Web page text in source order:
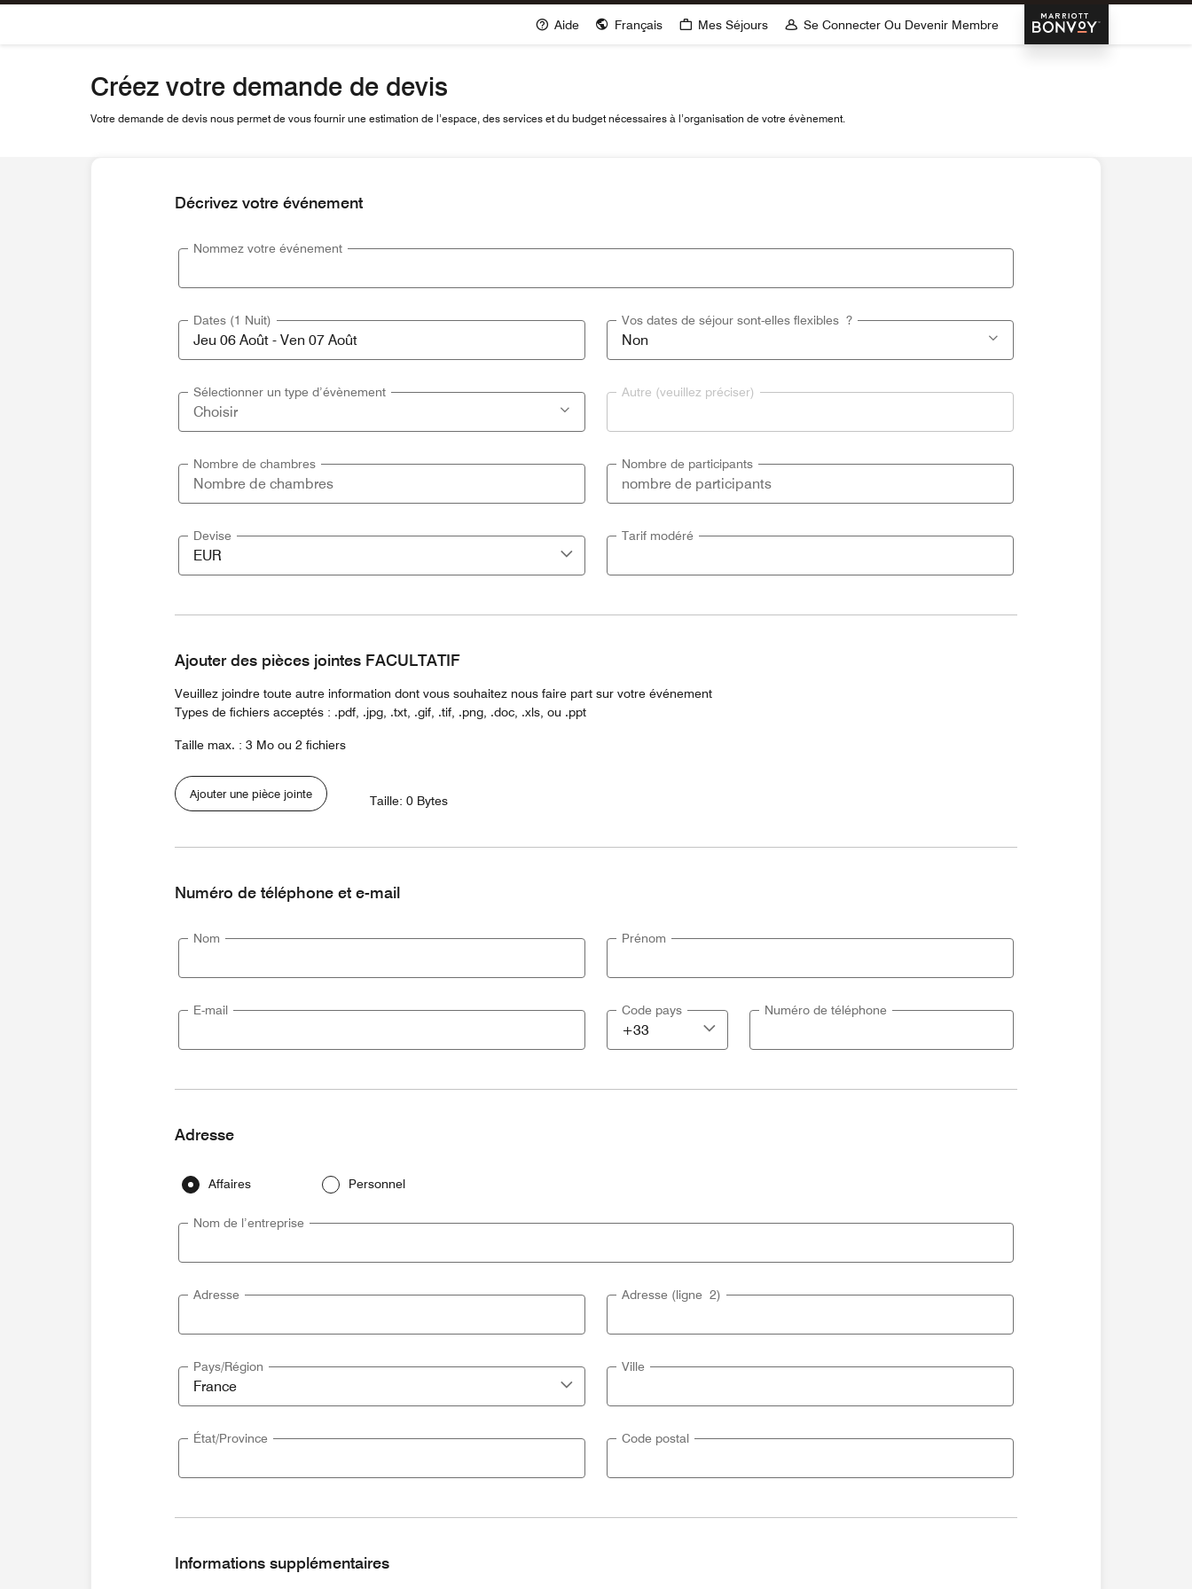
Skip To Content
Marriott Bonvoy
Aide Français Mes Séjours Se Connecter Ou Devenir Membre
Créez votre demande de devis
Votre demande de devis nous permet de vous fournir une estimation de l’espace, des services et du budget nécessaires à l’organisation de votre évènement.
Décrivez votre événement
Nommez votre événement
Dates (1 Nuit) Vos dates de séjour sont-elles flexibles ?
Sélectionner un type d’évènement Autre (veuillez préciser)
Nombre de chambres Nombre de participants
Devise Tarif modéré
Ajouter des pièces jointes FACULTATIF
Veuillez joindre toute autre information dont vous souhaitez nous faire part sur votre événement
Types de fichiers acceptés : .pdf, .jpg, .txt, .gif, .tif, .png, .doc, .xls, ou .ppt
Taille max. : 3 Mo ou 2 fichiers
Ajouter une pièce jointe Taille: 0 Bytes
Numéro de téléphone et e-mail
Nom Prénom
E-mail Code pays Numéro de téléphone
Adresse
Affaires Personnel
Nom de l’entreprise
Adresse Adresse (ligne 2)
Pays/Région Ville
État/Province Code postal
Informations supplémentaires